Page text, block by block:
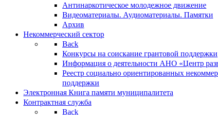
Антинаркотическое молодежное движение
Видеоматериалы. Аудиоматериалы. Памятки
Архив
Некоммерческий сектор
Back
Конкурсы на соискание грантовой поддержки
Информация о деятельности АНО «Центр
Реестр социально ориентированных
поддержки
Электронная Книга памяти муниципалитета
Контрактная служба
Back